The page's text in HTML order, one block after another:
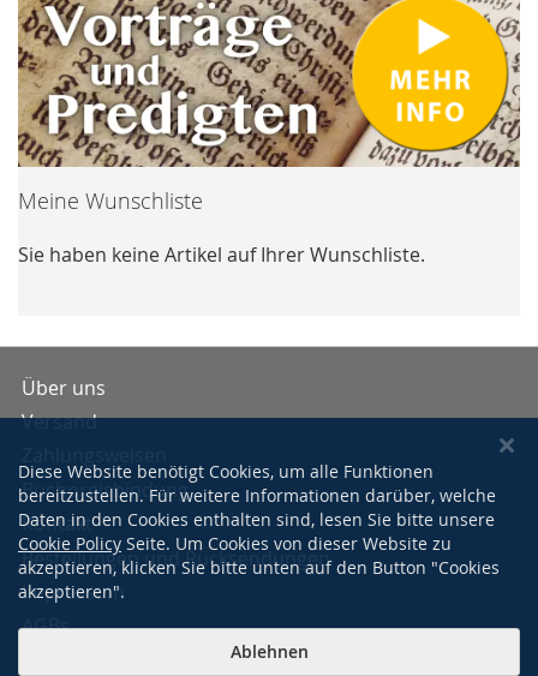
Meine Wunschliste
Sie haben keine Artikel auf Ihrer Wunschliste.
Über uns
Versand
Buchpreisbindung
Kontakt
Bestellungen und Rücksendungen
Impressum
AGBs
Diese Website benötigt Cookies, um alle Funktionen
bereitzustellen. Für weitere Informationen darüber, welche
Daten in den Cookies enthalten sind, lesen Sie bitte unsere
Cookie Policy Seite. Um Cookies von dieser Website zu
akzeptieren, klicken Sie bitte unten auf den Button "Cookies
akzeptieren".
Ablehnen